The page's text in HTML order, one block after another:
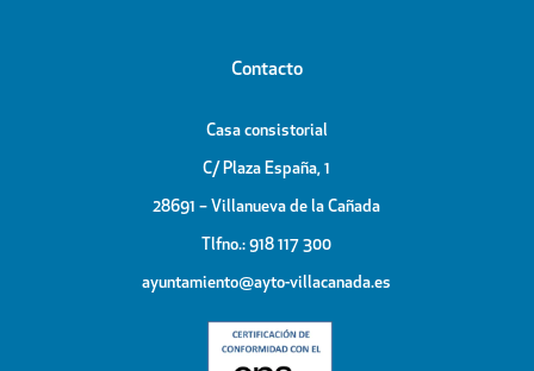
Contacto
Casa consistorial
C/ Plaza España, 1
28691 – Villanueva de la Cañada
Tlfno.: 918 117 300
ayuntamiento@ayto-villacanada.es